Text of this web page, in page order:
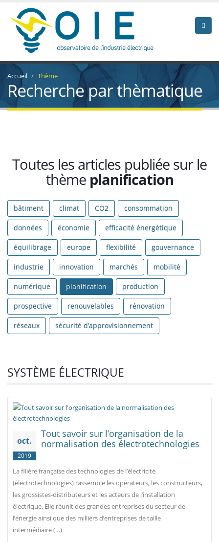
Accueil Thème
Recherche par thèmatique
Toutes les articles publiée sur le
thème planification
bâtiment climat CO2 consommation
données économie efficacité énergétique
équilibrage europe flexibilité gouvernance
industrie innovation marchés mobilité
numérique planification production
prospective renouvelables rénovation
réseaux sécurité d’approvisionnement
SYSTÈME ÉLECTRIQUE
oct.
2019
Tout savoir sur l’organisation de la
normalisation des électrotechnologies
La filière française des technologies de l’électricité
(électrotechnologies) rassemble les opérateurs, les constructeurs,
les grossistes-distributeurs et les acteurs de l’installation
électrique. Elle réunit des grandes entreprises du secteur de
l’énergie ainsi que des milliers d’entreprises de taille
intermédiaire (…)